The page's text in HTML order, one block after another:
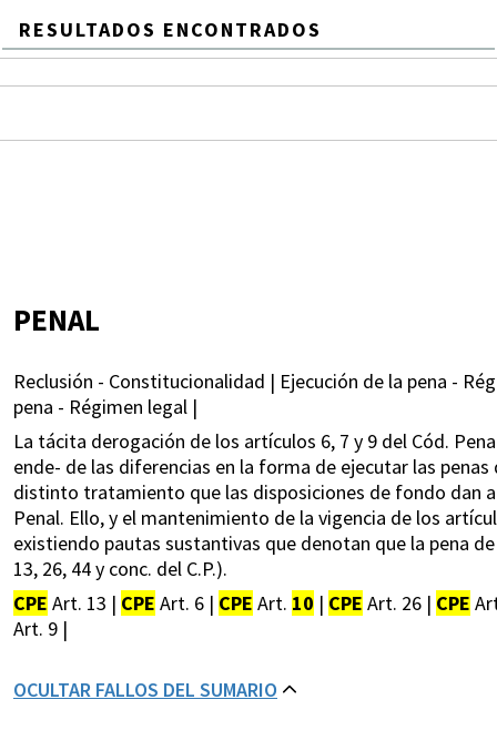
RESULTADOS ENCONTRADOS
PENAL
Reclusión - Constitucionalidad | Ejecución de la pena -
pena - Régimen legal |
La tácita derogación de los artículos 6, 7 y 9 del Cód.
ende- de las diferencias en la forma de ejecutar las
distinto tratamiento que las disposiciones de fondo dan
Penal. Ello, y el mantenimiento de la vigencia de los
existiendo pautas sustantivas que denotan que la pena
13, 26, 44 y conc. del C.P.).
CPE Art. 13 | CPE Art. 6 | CPE Art. 10 | CPE Art. 26 | CPE
Art. 9 |
OCULTAR FALLOS DEL SUMARIO